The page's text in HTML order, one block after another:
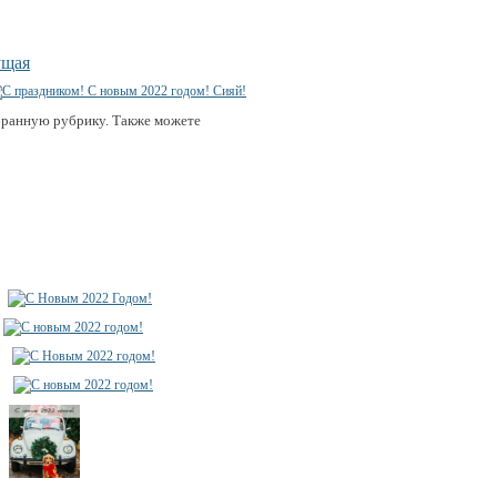
рубрику. Также можете